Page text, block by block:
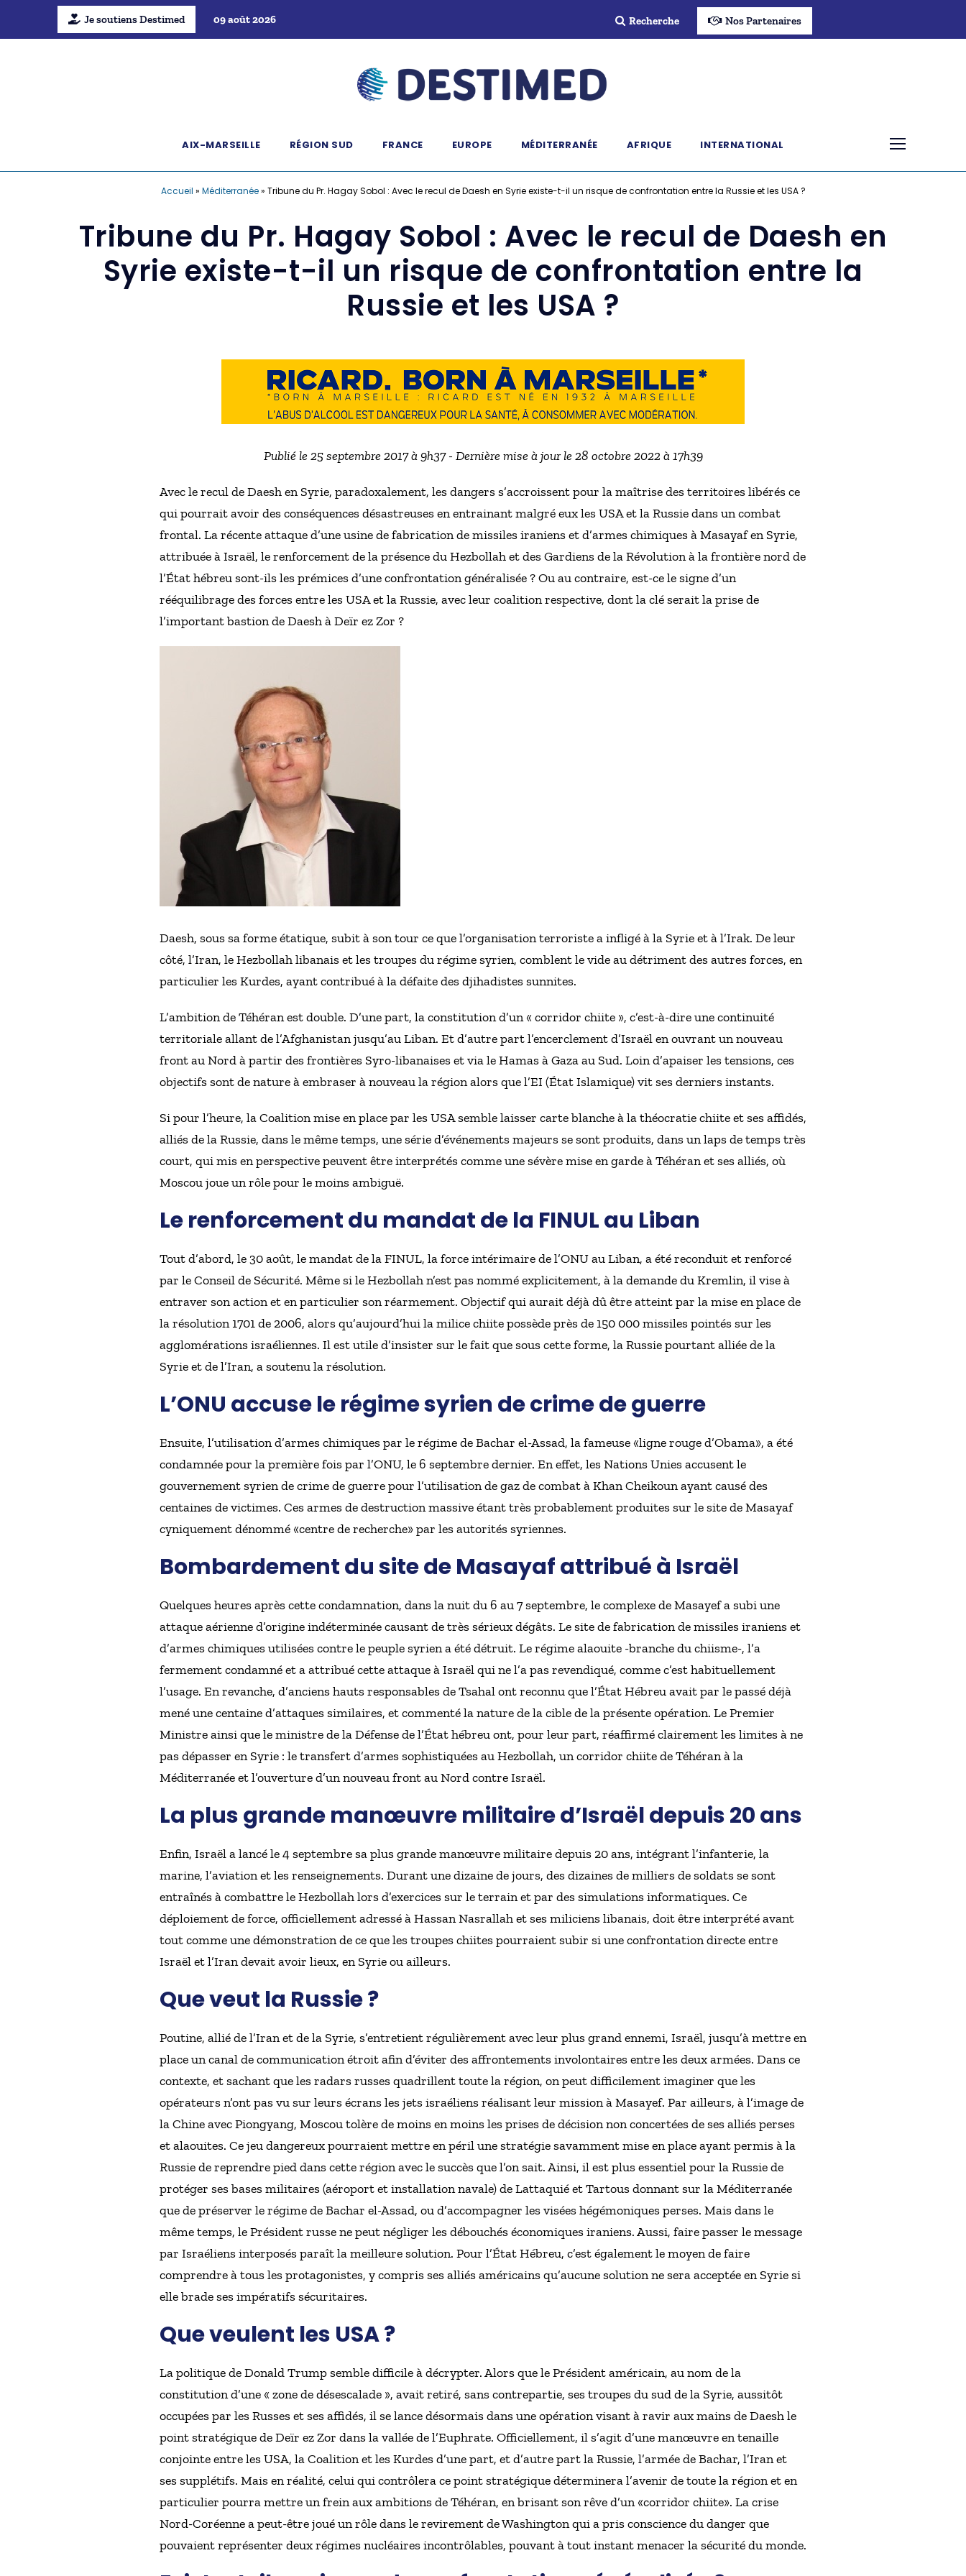
Je soutiens Destimed 09 août 2026 Recherche Nos Partenaires
AIX-MARSEILLE RÉGION SUD FRANCE EUROPE MÉDITERRANÉE AFRIQUE INTERNATIONAL
Accueil » Méditerranée» Tribune du Pr. Hagay Sobol : Avec le recul de Daesh en Syrie existe-t-il un risque de confrontation entre la Russie et les USA ?
Tribune du Pr. Hagay Sobol : Avec le recul de Daesh en
Syrie existe-t-il un risque de confrontation entre la
Russie et les USA ?
Publié le 25 septembre 2017 à 9h37 - Dernière mise à jour le 28 octobre 2022 à 17h39
Avec le recul de Daesh en Syrie, paradoxalement, les dangers s’accroissent pour la maîtrise des territoires libérés ce
qui pourrait avoir des conséquences désastreuses en entrainant malgré eux les USA et la Russie dans un combat
frontal. La récente attaque d’une usine de fabrication de missiles iraniens et d’armes chimiques à Masayaf en Syrie,
attribuée à Israël, le renforcement de la présence du Hezbollah et des Gardiens de la Révolution à la frontière nord de
l’État hébreu sont-ils les prémices d’une confrontation généralisée ? Ou au contraire, est-ce le signe d’un
rééquilibrage des forces entre les USA et la Russie, avec leur coalition respective, dont la clé serait la prise de
l’important bastion de Daesh à Deïr ez Zor ?
Daesh, sous sa forme étatique, subit à son tour ce que l’organisation terroriste a infligé à la Syrie et à l’Irak. De leur
côté, l’Iran, le Hezbollah libanais et les troupes du régime syrien, comblent le vide au détriment des autres forces, en
particulier les Kurdes, ayant contribué à la défaite des djihadistes sunnites.
L’ambition de Téhéran est double. D’une part, la constitution d’un « corridor chiite », c’est-à-dire une continuité
territoriale allant de l’Afghanistan jusqu’au Liban. Et d’autre part l’encerclement d’Israël en ouvrant un nouveau
front au Nord à partir des frontières Syro-libanaises et via le Hamas à Gaza au Sud. Loin d’apaiser les tensions, ces
objectifs sont de nature à embraser à nouveau la région alors que l’EI (État Islamique) vit ses derniers instants.
Si pour l’heure, la Coalition mise en place par les USA semble laisser carte blanche à la théocratie chiite et ses affidés,
alliés de la Russie, dans le même temps, une série d’événements majeurs se sont produits, dans un laps de temps très
court, qui mis en perspective peuvent être interprétés comme une sévère mise en garde à Téhéran et ses alliés, où
Moscou joue un rôle pour le moins ambiguë.
Le renforcement du mandat de la FINUL au Liban
Tout d’abord, le 30 août, le mandat de la FINUL, la force intérimaire de l’ONU au Liban, a été reconduit et renforcé
par le Conseil de Sécurité. Même si le Hezbollah n’est pas nommé explicitement, à la demande du Kremlin, il vise à
entraver son action et en particulier son réarmement. Objectif qui aurait déjà dû être atteint par la mise en place de
la résolution 1701 de 2006, alors qu’aujourd’hui la milice chiite possède près de 150 000 missiles pointés sur les
agglomérations israéliennes. Il est utile d’insister sur le fait que sous cette forme, la Russie pourtant alliée de la
Syrie et de l’Iran, a soutenu la résolution.
L’ONU accuse le régime syrien de crime de guerre
Ensuite, l’utilisation d’armes chimiques par le régime de Bachar el-Assad, la fameuse «ligne rouge d’Obama», a été
condamnée pour la première fois par l’ONU, le 6 septembre dernier. En effet, les Nations Unies accusent le
gouvernement syrien de crime de guerre pour l’utilisation de gaz de combat à Khan Cheikoun ayant causé des
centaines de victimes. Ces armes de destruction massive étant très probablement produites sur le site de Masayaf
cyniquement dénommé «centre de recherche» par les autorités syriennes.
Bombardement du site de Masayaf attribué à Israël
Quelques heures après cette condamnation, dans la nuit du 6 au 7 septembre, le complexe de Masayef a subi une
attaque aérienne d’origine indéterminée causant de très sérieux dégâts. Le site de fabrication de missiles iraniens et
d’armes chimiques utilisées contre le peuple syrien a été détruit. Le régime alaouite -branche du chiisme-, l’a
fermement condamné et a attribué cette attaque à Israël qui ne l’a pas revendiqué, comme c’est habituellement
l’usage. En revanche, d’anciens hauts responsables de Tsahal ont reconnu que l’État Hébreu avait par le passé déjà
mené une centaine d’attaques similaires, et commenté la nature de la cible de la présente opération. Le Premier
Ministre ainsi que le ministre de la Défense de l’État hébreu ont, pour leur part, réaffirmé clairement les limites à ne
pas dépasser en Syrie : le transfert d’armes sophistiquées au Hezbollah, un corridor chiite de Téhéran à la
Méditerranée et l’ouverture d’un nouveau front au Nord contre Israël.
La plus grande manœuvre militaire d’Israël depuis 20 ans
Enfin, Israël a lancé le 4 septembre sa plus grande manœuvre militaire depuis 20 ans, intégrant l’infanterie, la
marine, l’aviation et les renseignements. Durant une dizaine de jours, des dizaines de milliers de soldats se sont
entraînés à combattre le Hezbollah lors d’exercices sur le terrain et par des simulations informatiques. Ce
déploiement de force, officiellement adressé à Hassan Nasrallah et ses miliciens libanais, doit être interprété avant
tout comme une démonstration de ce que les troupes chiites pourraient subir si une confrontation directe entre
Israël et l’Iran devait avoir lieux, en Syrie ou ailleurs.
Que veut la Russie ?
Poutine, allié de l’Iran et de la Syrie, s’entretient régulièrement avec leur plus grand ennemi, Israël, jusqu’à mettre en
place un canal de communication étroit afin d’éviter des affrontements involontaires entre les deux armées. Dans ce
contexte, et sachant que les radars russes quadrillent toute la région, on peut difficilement imaginer que les
opérateurs n’ont pas vu sur leurs écrans les jets israéliens réalisant leur mission à Masayef. Par ailleurs, à l’image de
la Chine avec Piongyang, Moscou tolère de moins en moins les prises de décision non concertées de ses alliés perses
et alaouites. Ce jeu dangereux pourraient mettre en péril une stratégie savamment mise en place ayant permis à la
Russie de reprendre pied dans cette région avec le succès que l’on sait. Ainsi, il est plus essentiel pour la Russie de
protéger ses bases militaires (aéroport et installation navale) de Lattaquié et Tartous donnant sur la Méditerranée
que de préserver le régime de Bachar el-Assad, ou d’accompagner les visées hégémoniques perses. Mais dans le
même temps, le Président russe ne peut négliger les débouchés économiques iraniens. Aussi, faire passer le message
par Israéliens interposés paraît la meilleure solution. Pour l’État Hébreu, c’est également le moyen de faire
comprendre à tous les protagonistes, y compris ses alliés américains qu’aucune solution ne sera acceptée en Syrie si
elle brade ses impératifs sécuritaires.
Que veulent les USA ?
La politique de Donald Trump semble difficile à décrypter. Alors que le Président américain, au nom de la
constitution d’une « zone de désescalade », avait retiré, sans contrepartie, ses troupes du sud de la Syrie, aussitôt
occupées par les Russes et ses affidés, il se lance désormais dans une opération visant à ravir aux mains de Daesh le
point stratégique de Deïr ez Zor dans la vallée de l’Euphrate. Officiellement, il s’agit d’une manœuvre en tenaille
conjointe entre les USA, la Coalition et les Kurdes d’une part, et d’autre part la Russie, l’armée de Bachar, l’Iran et
ses supplétifs. Mais en réalité, celui qui contrôlera ce point stratégique déterminera l’avenir de toute la région et en
particulier pourra mettre un frein aux ambitions de Téhéran, en brisant son rêve d’un «corridor chiite». La crise
Nord-Coréenne a peut-être joué un rôle dans le revirement de Washington qui a pris conscience du danger que
pouvaient représenter deux régimes nucléaires incontrôlables, pouvant à tout instant menacer la sécurité du monde.